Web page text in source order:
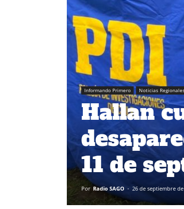
Informando Primero Noticias
Hallan
11 de
Por Radio SAGO - 26 de septiembre